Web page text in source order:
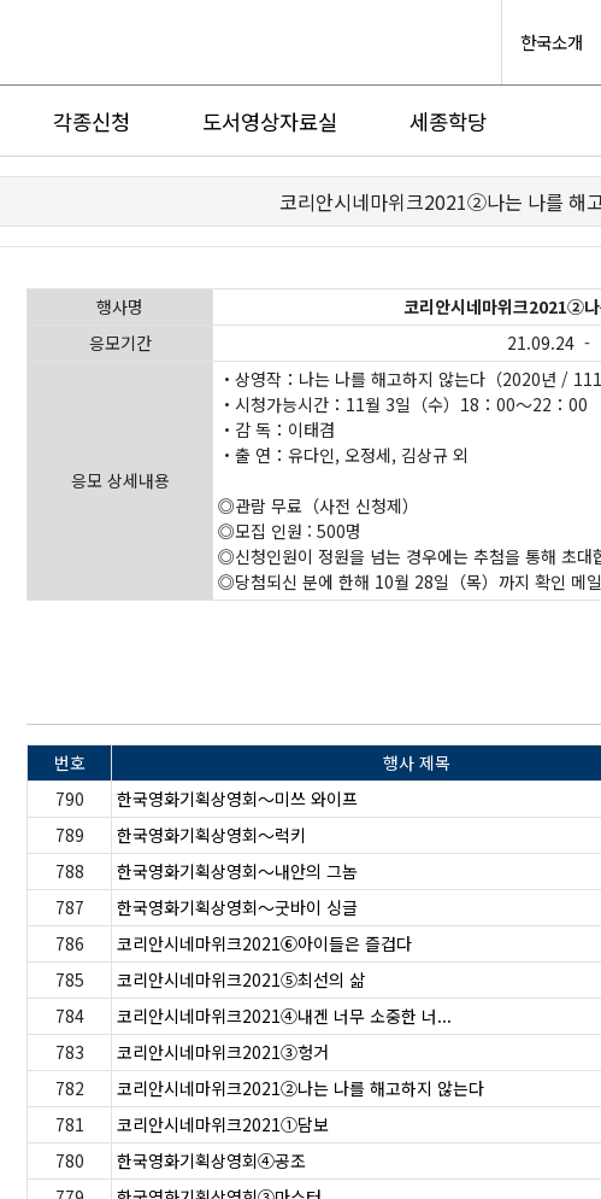
한국소개
각종신청 도서영상자료실 세종학당
코리안시네마위크2021②나는 나를 해
행사명
코리안시네마위크2021②
응모기간
21.09.24 -
응모 상세내용
・상영작：나는 나를 해고하지 않는다（2020년 /
・시청가능시간：11월 3일（수）18：00～22：00
・감 독：이태겸
・출 연：유다인, 오정세, 김상규 외
◎관람 무료（사전 신청제）
◎모집 인원 : 500명
◎신청인원이 정원을 넘는 경우에는 추첨을 통해 초대
◎당첨되신 분에 한해 10월 28일（목）까지 확인 메
번호 행사 제목
790
한국영화기획상영회〜미쓰 와이프
789
한국영화기획상영회〜럭키
788
한국영화기획상영회〜내안의 그놈
787
한국영화기획상영회〜굿바이 싱글
786
코리안시네마위크2021⑥아이들은 즐겁다
785
코리안시네마위크2021⑤최선의 삶
784
코리안시네마위크2021④내겐 너무 소중한 너...
783
코리안시네마위크2021③헝거
782
코리안시네마위크2021②나는 나를 해고하지 않는다
781
코리안시네마위크2021①담보
780
한국영화기획상영회④공조